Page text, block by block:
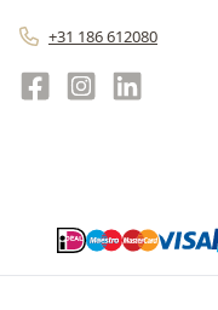
+31 186 612080